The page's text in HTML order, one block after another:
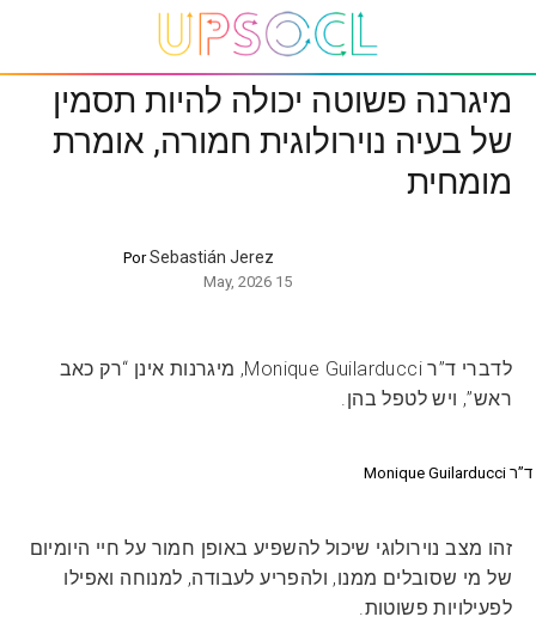
מיגרנה פשוטה יכולה להיות תסמין
של בעיה נוירולוגית חמורה, אומרת
מומחית
PorSebastián Jerez
15 May, 2026
לדברי ד”ר Monique Guilarducci, מיגרנות אינן “רק כאב
ראש”, ויש לטפל בהן.
ד”ר Monique Guilarducci
זהו מצב נוירולוגי שיכול להשפיע באופן חמור על חיי היומיום
של מי שסובלים ממנו, ולהפריע לעבודה, למנוחה ואפילו
לפעילויות פשוטות.